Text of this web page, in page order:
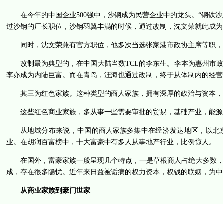
在今年的中国企业500强中，沙钢成为民营企业中的龙头。“钢铁
过沙钢的厂长职位，沙钢羽翼丰满的时候，通过改制，沈文荣就此成
同时，沈文荣兼有官方职位，他多次当选张家港市政协主席等职
改制最为典型的，在中国大陆当数TCL的李东生。李本为惠州市
李亦成为内陆巨富。而在青岛，汪海也通过改制，终于从体制内的经
其三为红色家族。这种类型的商人家族，拥有深厚的政治与资本
这些红色商业家族，多从事一些需要审批的贸易，基础产业，能
从地域分布来说，中国的商人家族多集中在经济发达地区，以
业。在胡润百富榜中，十大富豪中有多人从事地产行业，比例惊人。
在国外，富豪家族一般呈现几个特点，一是草根商人占绝大多数
成，存在很多隐忧。近年来日益被诟病的权力资本，权钱的联姻，为
从商业家族到豪门世家